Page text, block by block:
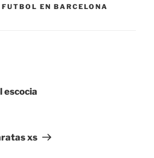
EN BARCELONA
escocia
xs